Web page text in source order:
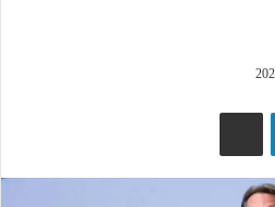
تيلقرام مشاركة عبر البريد